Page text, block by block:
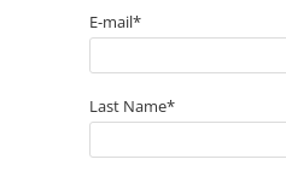
E-mail*
Last Name*